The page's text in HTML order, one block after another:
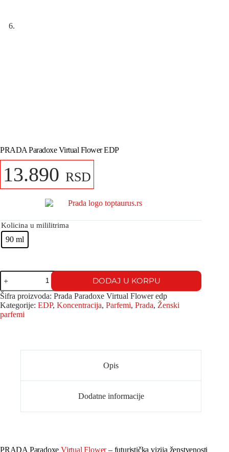
PRADA Paradoxe Virtual Flower EDP
13.890 RSD
Kolicina u mililitrima
90 ml
DODAJ U KORPU
Šifra proizvoda: Prada Paradoxe Virtual Flower edp
Kategorije: EDP, Koncentracija, Parfemi, Prada, Ženski
parfemi
Opis
Dodatne informacije
PRADA ParadoxeVirtual Flower– futuristička vizija ženstvenosti